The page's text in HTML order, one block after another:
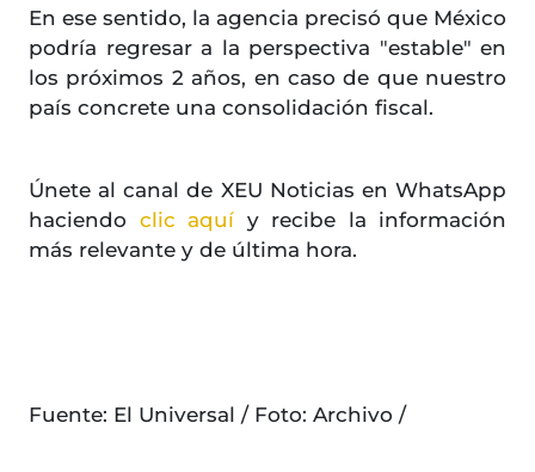
En ese sentido, la agencia precisó que México
podría regresar a la perspectiva "estable" en
los próximos 2 años, en caso de que nuestro
país concrete una consolidación fiscal.
Únete al canal de XEU Noticias en WhatsApp
haciendo clic aquí y recibe la información
más relevante y de última hora.
Fuente: El Universal / Foto: Archivo /